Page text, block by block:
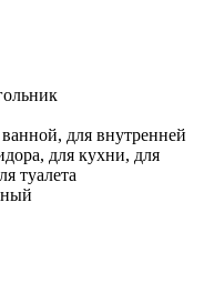
ванной, для внутренней
для кухни, для
туалета